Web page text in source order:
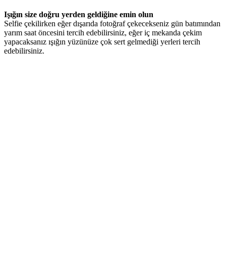
Işığın size doğru yerden geldiğine emin olun
Selfie çekilirken eğer dışarıda fotoğraf çekecekseniz gün batımından
yarım saat öncesini tercih edebilirsiniz, eğer iç mekanda çekim
yapacaksanız ışığın yüzünüze çok sert gelmediği yerleri tercih
edebilirsiniz.